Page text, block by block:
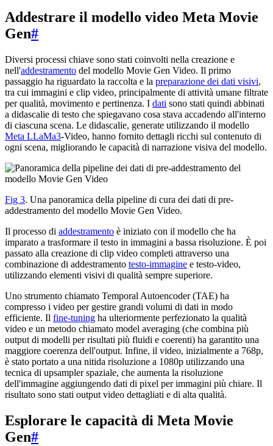
Addestrare il modello video Meta Movie
Gen#
Diversi processi chiave sono stati coinvolti nella creazione e
nell'addestramento del modello Movie Gen Video. Il primo
passaggio ha riguardato la raccolta e la preparazione dei dati visivi,
tra cui immagini e clip video, principalmente di attività umane filtrate
per qualità, movimento e pertinenza. I dati sono stati quindi abbinati
a didascalie di testo che spiegavano cosa stava accadendo all'interno
di ciascuna scena. Le didascalie, generate utilizzando il modello
Meta LLaMa3-Video, hanno fornito dettagli ricchi sul contenuto di
ogni scena, migliorando le capacità di narrazione visiva del modello.
Fig 3. Una panoramica della pipeline di cura dei dati di pre-
addestramento del modello Movie Gen Video.
Il processo di addestramento è iniziato con il modello che ha
imparato a trasformare il testo in immagini a bassa risoluzione. È poi
passato alla creazione di clip video completi attraverso una
combinazione di addestramento testo-immagine e testo-video,
utilizzando elementi visivi di qualità sempre superiore.
Uno strumento chiamato Temporal Autoencoder (TAE) ha
compresso i video per gestire grandi volumi di dati in modo
efficiente. Il fine-tuning ha ulteriormente perfezionato la qualità
video e un metodo chiamato model averaging (che combina più
output di modelli per risultati più fluidi e coerenti) ha garantito una
maggiore coerenza dell'output. Infine, il video, inizialmente a 768p,
è stato portato a una nitida risoluzione a 1080p utilizzando una
tecnica di upsampler spaziale, che aumenta la risoluzione
dell'immagine aggiungendo dati di pixel per immagini più chiare. Il
risultato sono stati output video dettagliati e di alta qualità.
Esplorare le capacità di Meta Movie
Gen#